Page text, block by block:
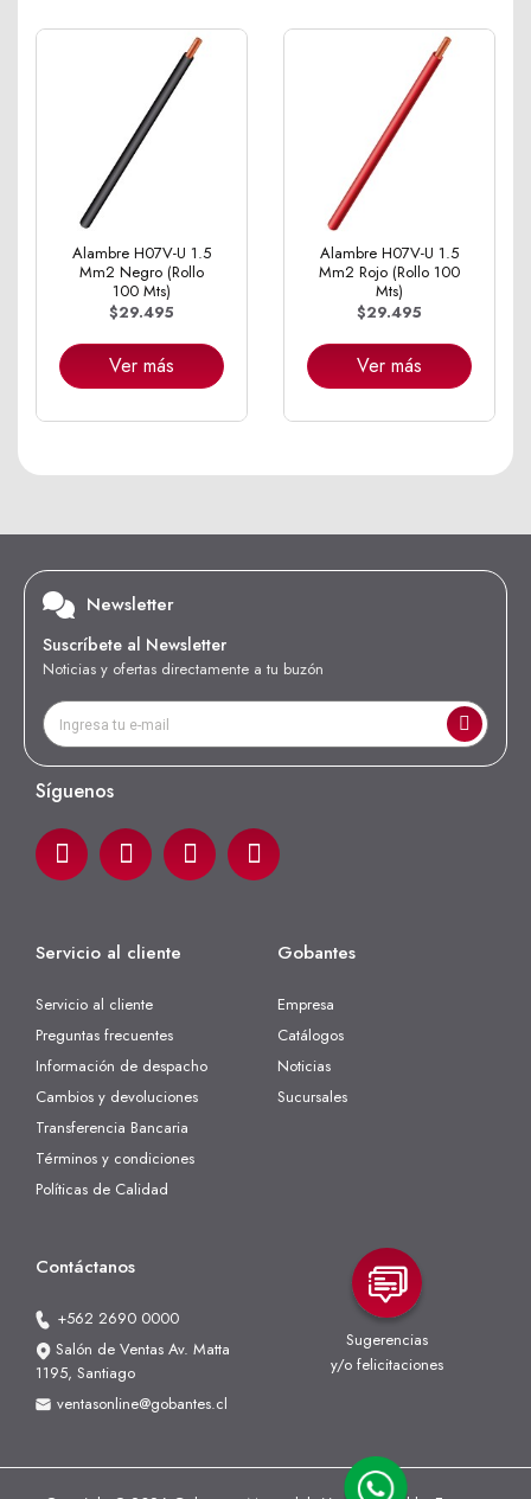
Alambre H07V-U 1.5
Mm2 Negro (Rollo
100 Mts)
$29.495
Ver más
Alambre H07V-U 1.5
Mm2 Rojo (Rollo 100
Mts)
$29.495
Ver más
Newsletter
Suscríbete al Newsletter
Noticias y ofertas directamente a tu buzón
Síguenos
Servicio al cliente
Servicio al cliente
Preguntas frecuentes
Información de despacho
Cambios y devoluciones
Transferencia Bancaria
Términos y condiciones
Políticas de Calidad
Gobantes
Empresa
Catálogos
Noticias
Sucursales
Contáctanos
+562 2690 0000
Salón de Ventas Av. Matta
1195, Santiago
ventasonline@gobantes.cl
Sugerencias
y/o felicitaciones